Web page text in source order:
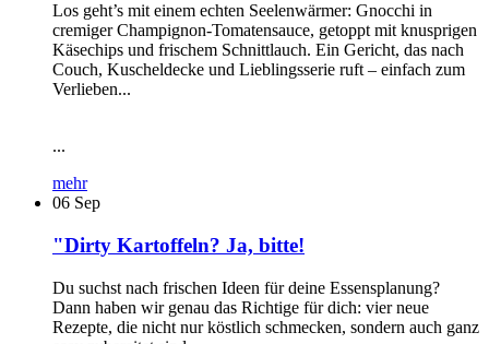
Los geht’s mit einem echten Seelenwärmer: Gnocchi in
cremiger Champignon-Tomatensauce, getoppt mit knusprigen
Käsechips und frischem Schnittlauch. Ein Gericht, das nach
Couch, Kuscheldecke und Lieblingsserie ruft – einfach zum
Verlieben...
...
mehr
06 Sep
"Dirty Kartoffeln? Ja, bitte!
Du suchst nach frischen Ideen für deine Essensplanung?
Dann haben wir genau das Richtige für dich: vier neue
Rezepte, die nicht nur köstlich schmecken, sondern auch ganz